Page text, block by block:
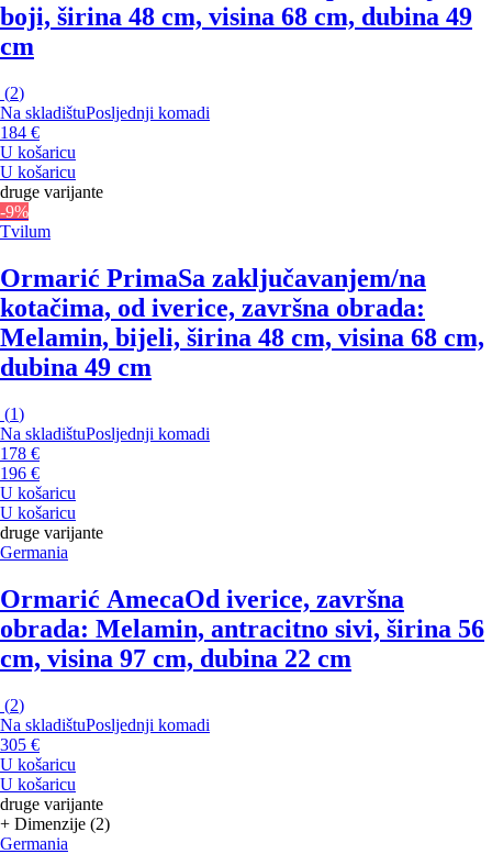
boji, širina 48 cm, visina 68 cm, dubina 49
cm
(2)
Na skladištuPosljednji komadi
184 €
U košaricu
U košaricu
druge varijante
-9%
Tvilum
Ormarić PrimaSa zaključavanjem/na
kotačima, od iverice, završna obrada:
Melamin, bijeli, širina 48 cm, visina 68 cm,
dubina 49 cm
(1)
Na skladištuPosljednji komadi
178 €
196 €
U košaricu
U košaricu
druge varijante
Germania
Ormarić AmecaOd iverice, završna
obrada: Melamin, antracitno sivi, širina 56
cm, visina 97 cm, dubina 22 cm
(2)
Na skladištuPosljednji komadi
305 €
U košaricu
U košaricu
druge varijante
+ Dimenzije (2)
Germania